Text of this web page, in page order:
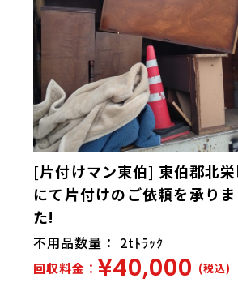
[片付けマン東伯] 東伯郡北
にて片付けのご依頼を承りま
た!
不用品数量： 2tﾄﾗｯｸ
回収料金： ¥40,000 (税込)